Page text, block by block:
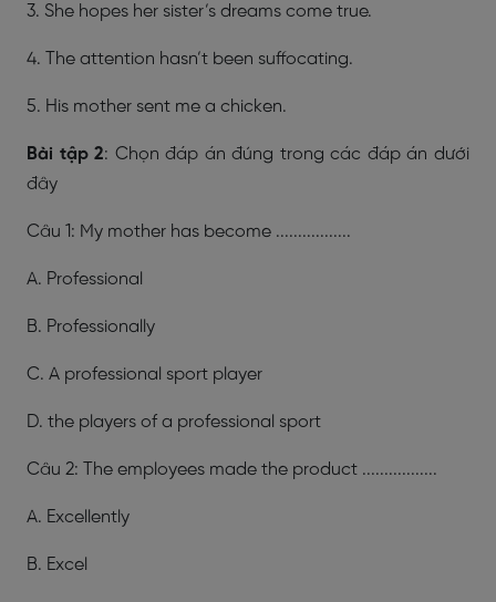
3. She hopes her sister’s dreams come true.
4. The attention hasn’t been suffocating.
5. His mother sent me a chicken.
Bài tập 2: Chọn đáp án đúng trong các đáp án dưới
đây
Câu 1: My mother has become .................
A. Professional
B. Professionally
C. A professional sport player
D. the players of a professional sport
Câu 2: The employees made the product .................
A. Excellently
B. Excel